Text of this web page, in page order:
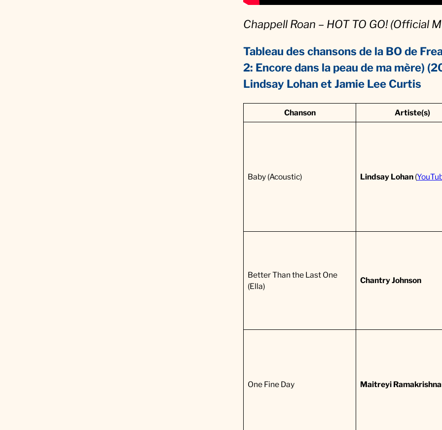
u
s
i
q
Chappell Roan – HOT TO GO! (Official
Tableau des chansons de la BO de
2: Encore dans la peau de ma mère)
Lindsay Lohan et Jamie Lee Curtis
Chanson Artiste(s)
Baby (Acoustic) Lindsay Lohan(
Better Than the Last One
(Ella)
Chantry Johnson
One Fine Day Maitreyi